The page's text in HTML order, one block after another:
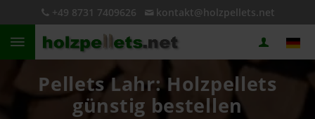
+49 8731 7409626 kontakt@holzpellets.net
Pellets Lahr: Holzpellets
günstig bestellen